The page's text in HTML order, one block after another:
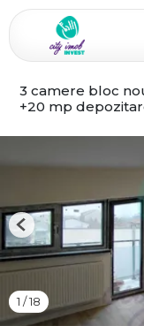
3 camere bloc
+20 mp
1 /18
Previous